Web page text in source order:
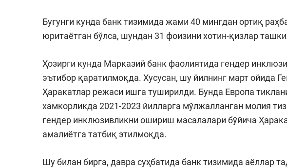
Бугунги кунда банк тизимида жами 40 мингдан ортиқ
юритаётган бўлса, шундан 31 фоизини хотин-қизлар
Ҳозирги кунда Марказий банк фаолиятида гендер
эътибор қаратилмоқда. Хусусан, шу йилнинг март ойида
Ҳаракатлар режаси ишга туширилди. Бунда Европа
хамкорликда 2021-2023 йилларга мўлжалланган молия
гендер инклюзивликни ошириш масалалари бўйича
амалиётга татбиқ этилмоқда.
Шу билан бирга, давра суҳбатида банк тизимида аёллар